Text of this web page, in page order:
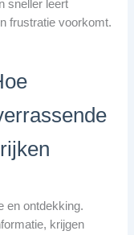
sneller leert
frustratie voorkomt.
en ontdekking.
krijgen